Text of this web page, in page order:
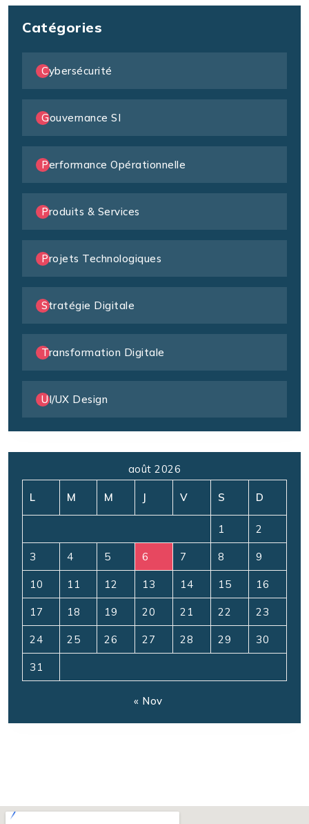
Catégories
Cybersécurité
Gouvernance SI
Performance Opérationnelle
Produits & Services
Projets Technologiques
Stratégie Digitale
Transformation Digitale
UI/UX Design
août 2026
L M M J V S D
1 2
3 4 5 6 7 8 9
10 11 12 13 14 15 16
17 18 19 20 21 22 23
24 25 26 27 28 29 30
31
« Nov